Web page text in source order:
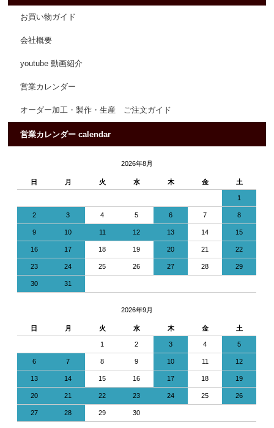
お買い物ガイド
会社概要
youtube 動画紹介
営業カレンダー
オーダー加工・製作・生産 ご注文ガイド
営業カレンダー calendar
2026年8月
日 月 火 水 木 金 土
1
2 3 4 5 6 7 8
9 10 11 12 13 14 15
16 17 18 19 20 21 22
23 24 25 26 27 28 29
30 31
2026年9月
日 月 火 水 木 金 土
1 2 3 4 5
6 7 8 9 10 11 12
13 14 15 16 17 18 19
20 21 22 23 24 25 26
27 28 29 30